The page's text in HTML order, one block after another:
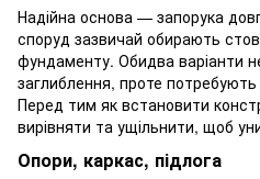
Надійна основа — запорука
споруд зазвичай обирають
фундаменту. Обидва варіанти
заглиблення, проте потребують
Перед тим як встановити
вирівняти та ущільнити, щоб
Опори, каркас, підлога